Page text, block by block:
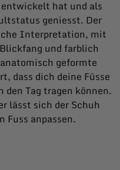
hat und als
geniesst. Der
Interpretation, mit
und farblich
geformte
dass dich deine Füsse
Tag tragen können.
lässt sich der Schuh
anpassen.